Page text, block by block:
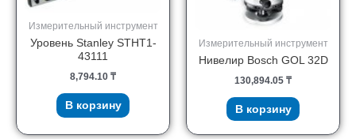
Измерительный инструмент
Уровень Stanley STHT1-
43111
8,794.10 ₸
В корзину
Измерительный инструмент
Нивелир Bosch GOL 32D
130,894.05 ₸
В корзину